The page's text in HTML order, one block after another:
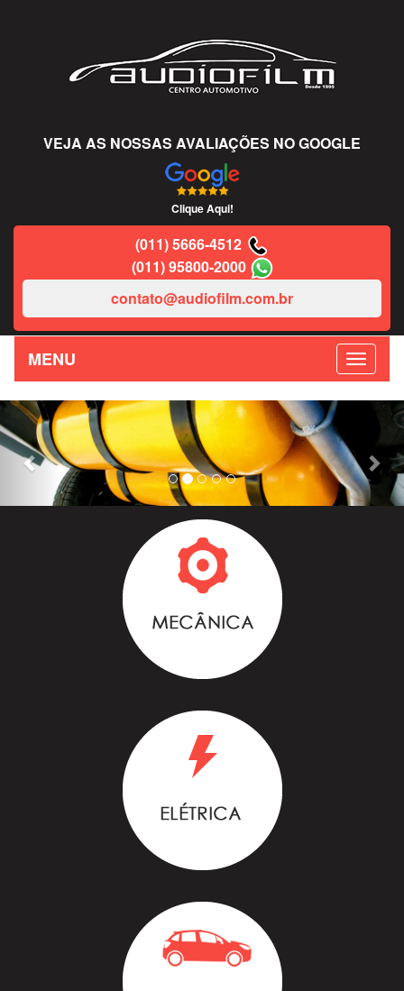
VEJA AS NOSSAS AVALIAÇÕES NO GOOGLE
Clique Aqui!
(011) 5666-4512
(011) 95800-2000
contato@audiofilm.com.br
MENU
Previous